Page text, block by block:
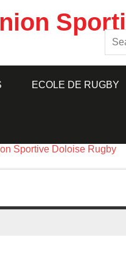
ECOLE DE RUGBY